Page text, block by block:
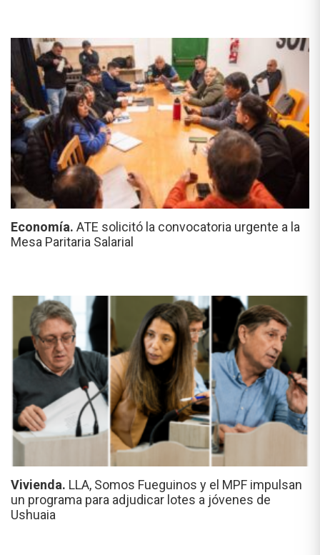
Economía. ATE solicitó la convocatoria urgente a la
Mesa Paritaria Salarial
Vivienda. LLA, Somos Fueguinos y el MPF impulsan
un programa para adjudicar lotes a jóvenes de
Ushuaia